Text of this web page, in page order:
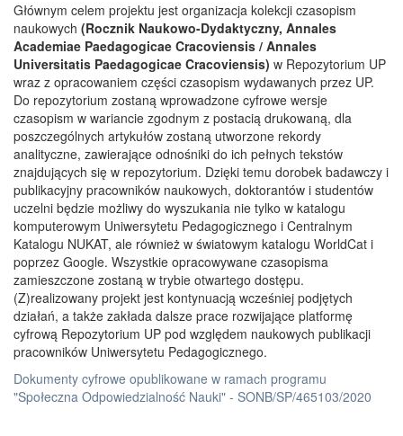
Głównym celem projektu jest organizacja kolekcji czasopism
naukowych (Rocznik Naukowo-Dydaktyczny, Annales
Academiae Paedagogicae Cracoviensis / Annales
Universitatis Paedagogicae Cracoviensis) w Repozytorium UP
wraz z opracowaniem części czasopism wydawanych przez UP.
Do repozytorium zostaną wprowadzone cyfrowe wersje
czasopism w wariancie zgodnym z postacią drukowaną, dla
poszczególnych artykułów zostaną utworzone rekordy
analityczne, zawierające odnośniki do ich pełnych tekstów
znajdujących się w repozytorium. Dzięki temu dorobek badawczy i
publikacyjny pracowników naukowych, doktorantów i studentów
uczelni będzie możliwy do wyszukania nie tylko w katalogu
komputerowym Uniwersytetu Pedagogicznego i Centralnym
Katalogu NUKAT, ale również w światowym katalogu WorldCat i
poprzez Google. Wszystkie opracowywane czasopisma
zamieszczone zostaną w trybie otwartego dostępu.
(Z)realizowany projekt jest kontynuacją wcześniej podjętych
działań, a także zakłada dalsze prace rozwijające platformę
cyfrową Repozytorium UP pod względem naukowych publikacji
pracowników Uniwersytetu Pedagogicznego.
Dokumenty cyfrowe opublikowane w ramach programu
"Społeczna Odpowiedzialność Nauki" - SONB/SP/465103/2020